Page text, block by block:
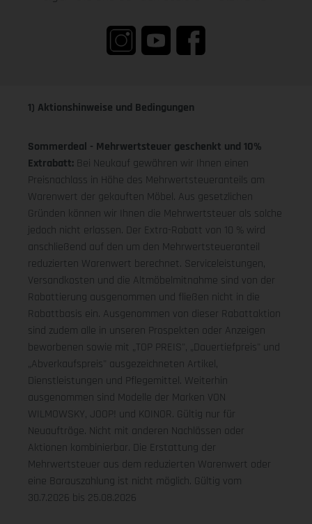
1) Aktionshinweise und Bedingungen
Sommerdeal - Mehrwertsteuer geschenkt und 10%
Extrabatt: Bei Neukauf gewähren wir Ihnen einen
Preisnachlass in Höhe des Mehrwertsteueranteils am
Warenwert der gekauften Möbel. Aus gesetzlichen
Gründen können wir Ihnen die Mehrwertsteuer als solche
jedoch nicht erlassen. Der Extra-Rabatt von 10 % wird
anschließend auf den um den Mehrwertsteueranteil
reduzierten Warenwert berechnet. Serviceleistungen,
Versandkosten und die Altmöbelmitnahme sind von der
Rabattierung ausgenommen und fließen nicht in die
Rabattbasis ein. Ausgenommen von dieser Rabattaktion
sind zudem alle in unseren Prospekten oder Anzeigen
beworbenen sowie mit „TOP PREIS", „Dauertiefpreis" und
„Abverkaufspreis" ausgezeichneten Artikel,
Dienstleistungen und Pflegemittel. Weiterhin
ausgenommen sind Modelle der Marken VON
WILMOWSKY, JOOP! und KOINOR. Gültig nur für
Neuaufträge. Nicht mit anderen Nachlässen oder
Aktionen kombinierbar. Die Erstattung der
Mehrwertsteuer aus dem reduzierten Warenwert oder
eine Barauszahlung ist nicht möglich. Gültig vom
30.7.2026 bis 25.08.2026